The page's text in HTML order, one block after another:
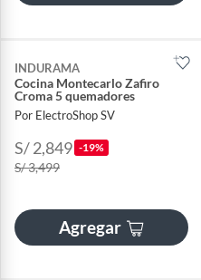
INDURAMA
Cocina Montecarlo Zafiro
Croma 5 quemadores
Por ElectroShop SV
S/ 2,849 -19%
S/ 3,499
Agregar